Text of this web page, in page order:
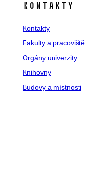
Kontakty
Kontakty
Fakulty a pracoviště
Orgány univerzity
Knihovny
Budovy a místnosti